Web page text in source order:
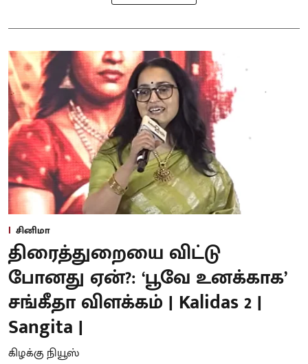
சினிமா
திரைத்துறையை விட்டு
போனது ஏன்?: ‘பூவே உனக்காக’
சங்கீதா விளக்கம் | Kalidas 2 |
Sangita |
கிழக்கு நியூஸ்